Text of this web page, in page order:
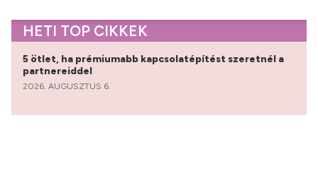
HETI TOP CIKKEK
5 ötlet, ha prémiumabb kapcsolatépítést szeretnél a
partnereiddel
2026. AUGUSZTUS 6.